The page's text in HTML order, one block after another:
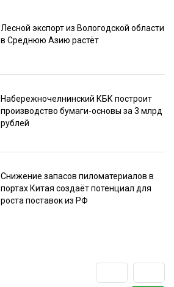
Лесной экспорт из Вологодской области
в Среднюю Азию растёт
Набережночелнинский КБК построит
производство бумаги-основы за 3 млрд
рублей
Снижение запасов пиломатериалов в
портах Китая создаёт потенциал для
роста поставок из РФ